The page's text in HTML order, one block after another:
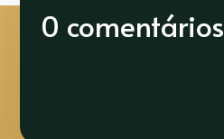
0 comentários